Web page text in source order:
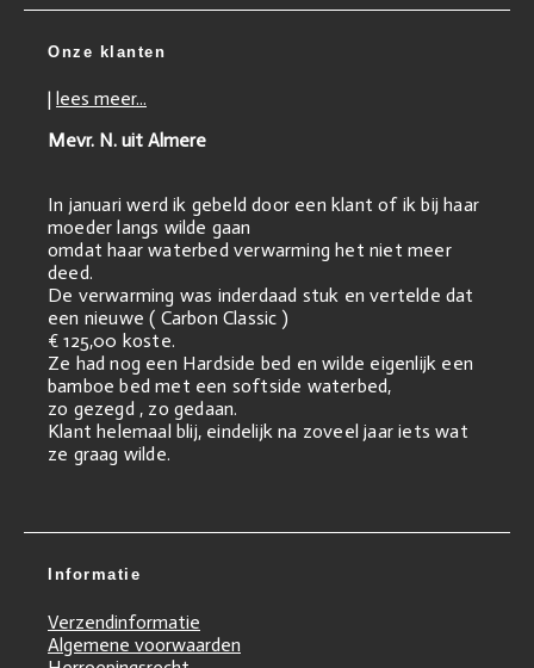
Onze klanten
| lees meer...
Mevr. N. uit Almere
In januari werd ik gebeld door een klant of ik bij haar
moeder langs wilde gaan
omdat haar waterbed verwarming het niet meer
deed.
De verwarming was inderdaad stuk en vertelde dat
een nieuwe ( Carbon Classic )
€ 125,00 koste.
Ze had nog een Hardside bed en wilde eigenlijk een
bamboe bed met een softside waterbed,
zo gezegd , zo gedaan.
Klant helemaal blij, eindelijk na zoveel jaar iets wat
ze graag wilde.
Informatie
Verzendinformatie
Algemene voorwaarden